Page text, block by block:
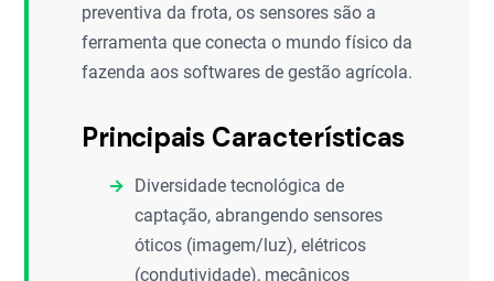
preventiva da frota, os sensores são a
ferramenta que conecta o mundo físico da
fazenda aos softwares de gestão agrícola.
Principais Características
Diversidade tecnológica de
captação, abrangendo sensores
óticos (imagem/luz), elétricos
(condutividade), mecânicos